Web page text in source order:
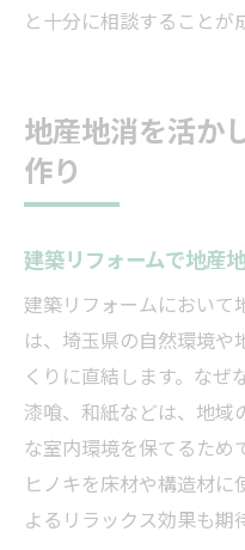
と十分に相談することが
地産地消を活か
作り
建築リフォームで地産
建築リフォームにおいて
は、埼玉県の自然環境や
くりに直結します。なぜ
漆喰、和紙などは、地域
な室内環境を保てるため
ヒノキを床材や構造材に
よるリラックス効果も期